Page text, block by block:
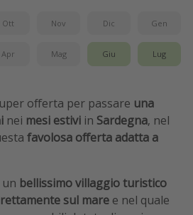
Ott Nov Dic Gen
Apr Mag Giu Lug
offerta per passare una
nei mesi estivi in Sardegna, nel
favolosa offerta adatta a
bellissimo villaggio turistico
sul mare e nel quale